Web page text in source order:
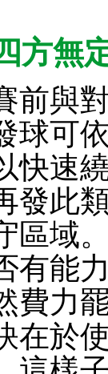
方無
前與
球可
快速
發此
區域
有能
費力
在於